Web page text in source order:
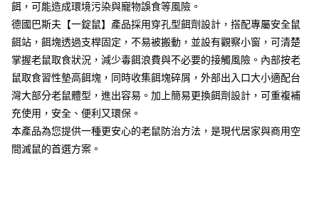
購買商品的店家。未經商家同意取消之訂單仍視為有效，需透過AFTEE先享
後付繳納相關費用。
是否繳費成功／繳費後需取消欲退款等相關疑問，請聯繫「AFTEE先享後付
客戶支援中心」https://netprotections.freshdesk.com/support/home
【注意事項】
１．透過由恩沛科技股份有限公司提供之「AFTEE先享後付」服務完成之交
易，需依本服務之必要範圍內提供個人資料，並將交易相關給付款項請求債
２．關於個人資料處理事宜，請瀏覽以下網址：
https://aftee.tw/terms/#terms3
每筆NT$60，滿NT$499(含以上)免運費
餌，可能造成環境污染與寵物誤食等風險。
德國巴斯夫【一錠鼠】產品採用穿孔型餌劑設計，搭配專屬安全鼠
餌站，餌塊透過支桿固定，不易被搬動，並設有觀察小窗，可清楚
掌握老鼠取食狀況，減少毒餌浪費與不必要的接觸風險。內部按老
鼠取食習性墊高餌塊，同時收集餌塊碎屑，外部出入口大小適配台
灣大部分老鼠體型，進出容易。加上簡易更換餌劑設計，可重複補
充使用，安全、便利又環保。
本產品為您提供一種更安心的老鼠防治方法，是現代居家與商用空
間滅鼠的首選方案。